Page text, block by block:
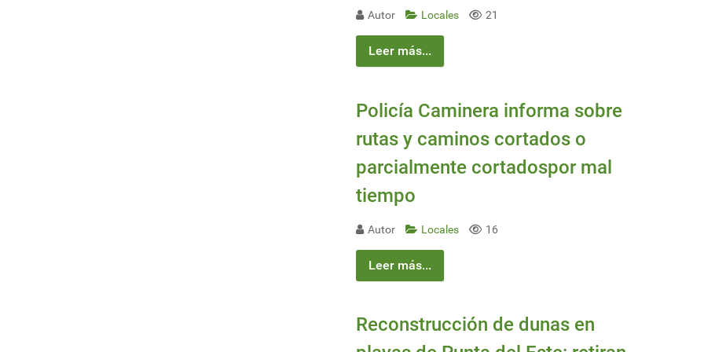
del carbono en el suelo, dos de los objetivos de AUSID para este 2026
en verano que pueden afectar a polinizadores
Autor Locales 21
Leer más...
Policía Caminera informa sobre
rutas y caminos cortados o
parcialmente cortadospor mal
tiempo
Autor Locales 16
Leer más...
Reconstrucción de dunas en